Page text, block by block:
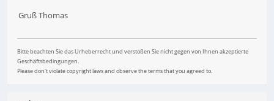
Gruß Thomas
Bitte beachten Sie das Urheberrecht und verstoßen Sie nicht gegen von Ihnen akzeptierte
Geschäftsbedingungen.
Please don't violate copyright laws and observe the terms that you agreed to.